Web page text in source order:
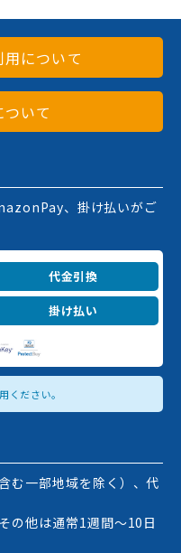
について
いて
、掛け払いがご
代金引換
掛け払い
ください。
む一部地域を除く）、代
の他は通常1週間〜10日